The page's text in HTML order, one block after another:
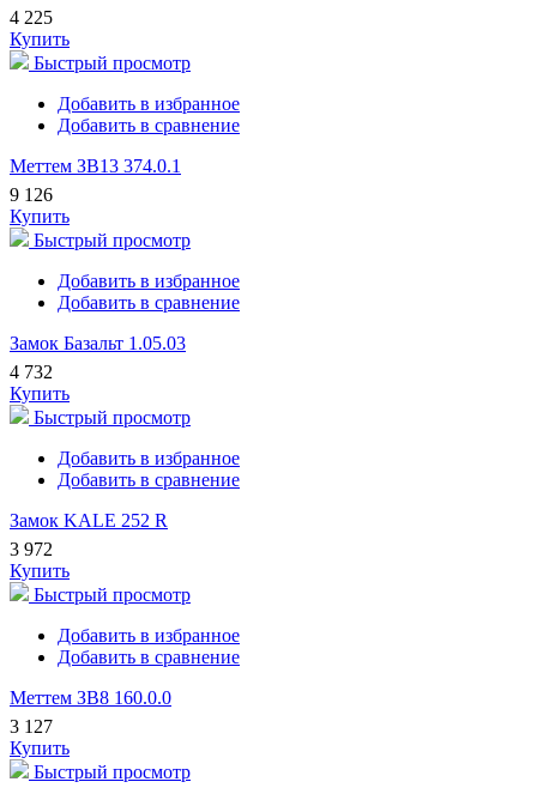
4 225
Купить
Быстрый просмотр
Добавить в избранное
Добавить в сравнение
Меттем ЗВ13 374.0.1
9 126
Купить
Быстрый просмотр
Добавить в избранное
Добавить в сравнение
Замок Базальт 1.05.03
4 732
Купить
Быстрый просмотр
Добавить в избранное
Добавить в сравнение
Замок KALE 252 R
3 972
Купить
Быстрый просмотр
Добавить в избранное
Добавить в сравнение
Меттем ЗВ8 160.0.0
3 127
Купить
Быстрый просмотр